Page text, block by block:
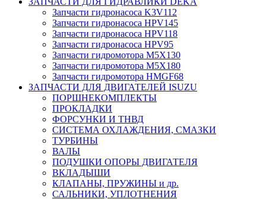
Запчасти гидронасоса K3V112
Запчасти гидронасоса HPV145
Запчасти гидронасоса HPV118
Запчасти гидронасоса HPV95
Запчасти гидромотора M5X130
Запчасти гидромотора M5X180
Запчасти гидромотора HMGF68
ЗАПЧАСТИ ДЛЯ ДВИГАТЕЛЕЙ ISUZU
ПОРШНЕКОМПЛЕКТЫ
ПРОКЛАДКИ
ФОРСУНКИ И ТНВД
СИСТЕМА ОХЛАЖДЕНИЯ, СМАЗКИ
ТУРБИНЫ
ВАЛЫ
ПОДУШКИ ОПОРЫ ДВИГАТЕЛЯ
ВКЛАДЫШИ
КЛАПАНЫ, ПРУЖИНЫ и др.
САЛЬНИКИ, УПЛОТНЕНИЯ